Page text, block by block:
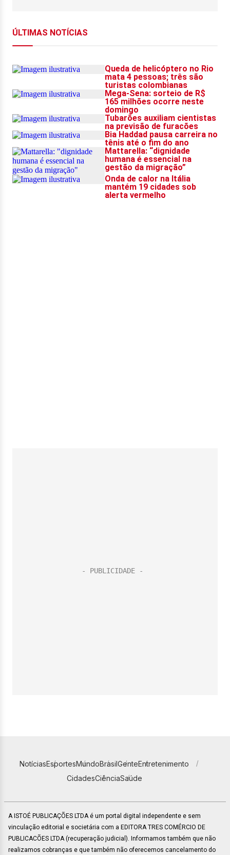
NotíciasEsportesMundoBrasilGenteEntretenimento
CidadesCiênciaSaúde
A ISTOÉ PUBLICAÇÕES LTDA é um portal digital independente e sem
vinculação editorial e societária com a EDITORA TRES COMÉRCIO DE
PUBLICACÕES LTDA (recuperação judicial). Informamos também que não
realizamos cobranças e que também não oferecemos cancelamento do